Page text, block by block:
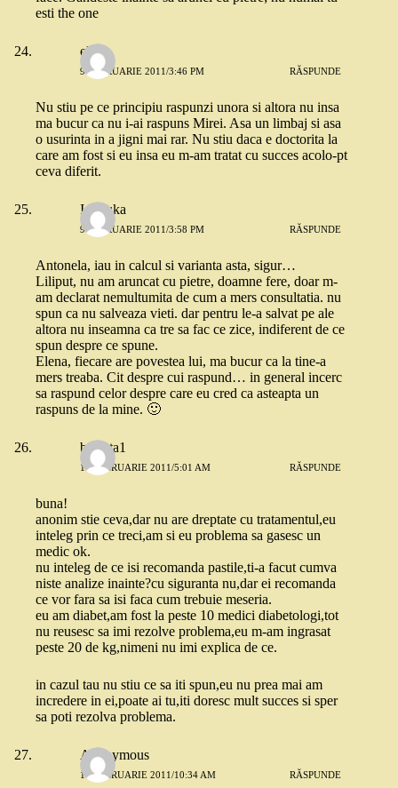
esti the one
elena
9 FEBRUARIE 2011/3:46 PM RĂSPUNDE
Nu stiu pe ce principiu raspunzi unora si altora nu insa
ma bucur ca nu i-ai raspuns Mirei. Asa un limbaj si asa
o usurinta in a jigni mai rar. Nu stiu daca e doctorita la
care am fost si eu insa eu m-am tratat cu succes acolo-pt
ceva diferit.
Ionouka
9 FEBRUARIE 2011/3:58 PM RĂSPUNDE
Antonela, iau in calcul si varianta asta, sigur…
Liliput, nu am aruncat cu pietre, doamne fere, doar m-
am declarat nemultumita de cum a mers consultatia. nu
spun ca nu salveaza vieti. dar pentru le-a salvat pe ale
altora nu inseamna ca tre sa fac ce zice, indiferent de ce
spun despre ce spune.
Elena, fiecare are povestea lui, ma bucur ca la tine-a
mers treaba. Cit despre cui raspund… in general incerc
sa raspund celor despre care eu cred ca asteapta un
raspuns de la mine. 🙂
besiuta1
10 FEBRUARIE 2011/5:01 AM RĂSPUNDE
buna!
anonim stie ceva,dar nu are dreptate cu tratamentul,eu
inteleg prin ce treci,am si eu problema sa gasesc un
medic ok.
nu inteleg de ce isi recomanda pastile,ti-a facut cumva
niste analize inainte?cu siguranta nu,dar ei recomanda
ce vor fara sa isi faca cum trebuie meseria.
eu am diabet,am fost la peste 10 medici diabetologi,tot
nu reusesc sa imi rezolve problema,eu m-am ingrasat
peste 20 de kg,nimeni nu imi explica de ce.
in cazul tau nu stiu ce sa iti spun,eu nu prea mai am
incredere in ei,poate ai tu,iti doresc mult succes si sper
sa poti rezolva problema.
Anonymous
10 FEBRUARIE 2011/10:34 AM RĂSPUNDE